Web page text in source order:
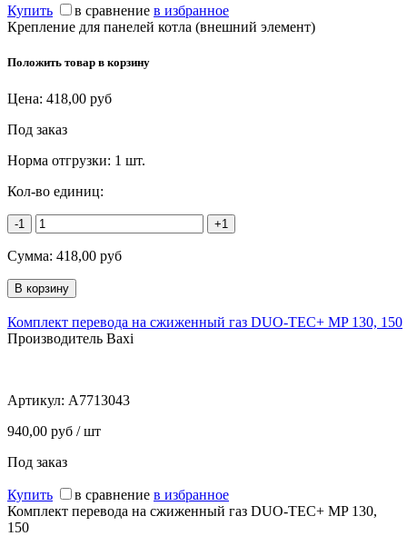
Купить в сравнение в избранное
Крепление для панелей котла (внешний элемент)
Положить товар в корзину
Цена: 418,00 руб
Под заказ
Норма отгрузки: 1 шт.
Кол-во единиц:
-1 +1
Сумма: 418,00 руб
Комплект перевода на сжиженный газ DUO-TEC+ MP 130, 150
Производитель Baxi
Артикул: A7713043
940,00 руб / шт
Под заказ
Купить в сравнение в избранное
Комплект перевода на сжиженный газ DUO-TEC+ MP 130,
150